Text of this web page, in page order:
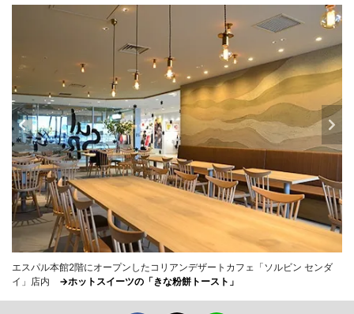
エスパル本館2階にオープンしたコリアンデザートカフェ「ソルビン センダ
イ」店内 →ホットスイーツの「きな粉餅トースト」